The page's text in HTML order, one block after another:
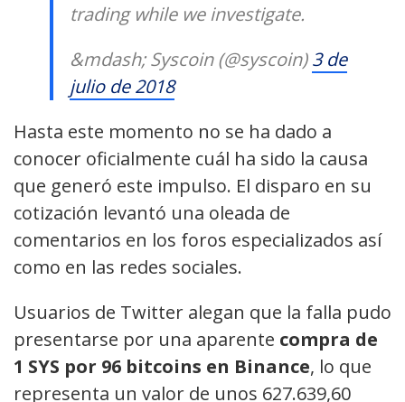
trading while we investigate.
&mdash; Syscoin (@syscoin)3 de
julio de 2018
Hasta este momento no se ha dado a
conocer oficialmente cuál ha sido la causa
que generó este impulso. El disparo en su
cotización levantó una oleada de
comentarios en los foros especializados así
como en las redes sociales.
Usuarios de Twitter alegan que la falla pudo
presentarse por una aparente compra de
1 SYS por 96 bitcoins en Binance, lo que
representa un valor de unos 627.639,60